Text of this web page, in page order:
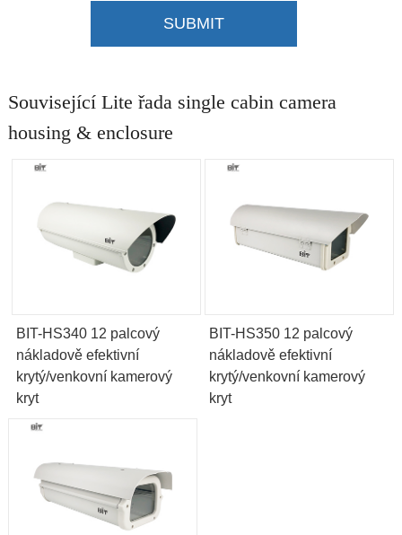
SUBMIT
Související Lite řada single cabin camera
housing & enclosure
BIT-HS340 12 palcový
nákladově efektivní
krytý/venkovní kamerový
kryt
BIT-HS350 12 palcový
nákladově efektivní
krytý/venkovní kamerový
kryt